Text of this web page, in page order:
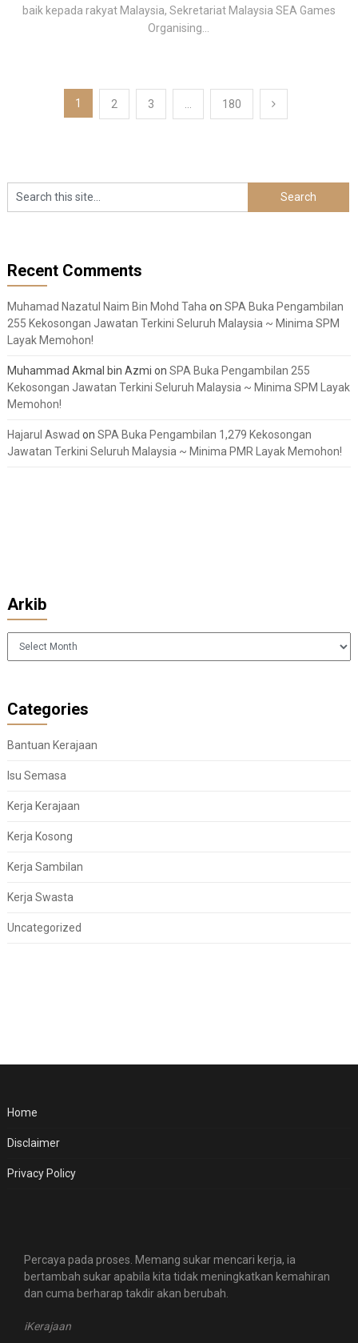
baik kepada rakyat Malaysia, Sekretariat Malaysia SEA Games
Organising...
1 2 3 180
Recent Comments
Muhamad Nazatul Naim Bin Mohd Taha on SPA Buka Pengambilan
255 Kekosongan Jawatan Terkini Seluruh Malaysia ~ Minima SPM
Layak Memohon!
Muhammad Akmal bin Azmi on SPA Buka Pengambilan 255
Kekosongan Jawatan Terkini Seluruh Malaysia ~ Minima SPM Layak
Memohon!
Hajarul Aswad on SPA Buka Pengambilan 1,279 Kekosongan
Jawatan Terkini Seluruh Malaysia ~ Minima PMR Layak Memohon!
Arkib
Arkib
Categories
Bantuan Kerajaan
Isu Semasa
Kerja Kerajaan
Kerja Kosong
Kerja Sambilan
Kerja Swasta
Uncategorized
Home
Disclaimer
Privacy Policy
Percaya pada proses. Memang sukar mencari kerja, ia
bertambah sukar apabila kita tidak meningkatkan kemahiran
dan cuma berharap takdir akan berubah.
iKerajaan